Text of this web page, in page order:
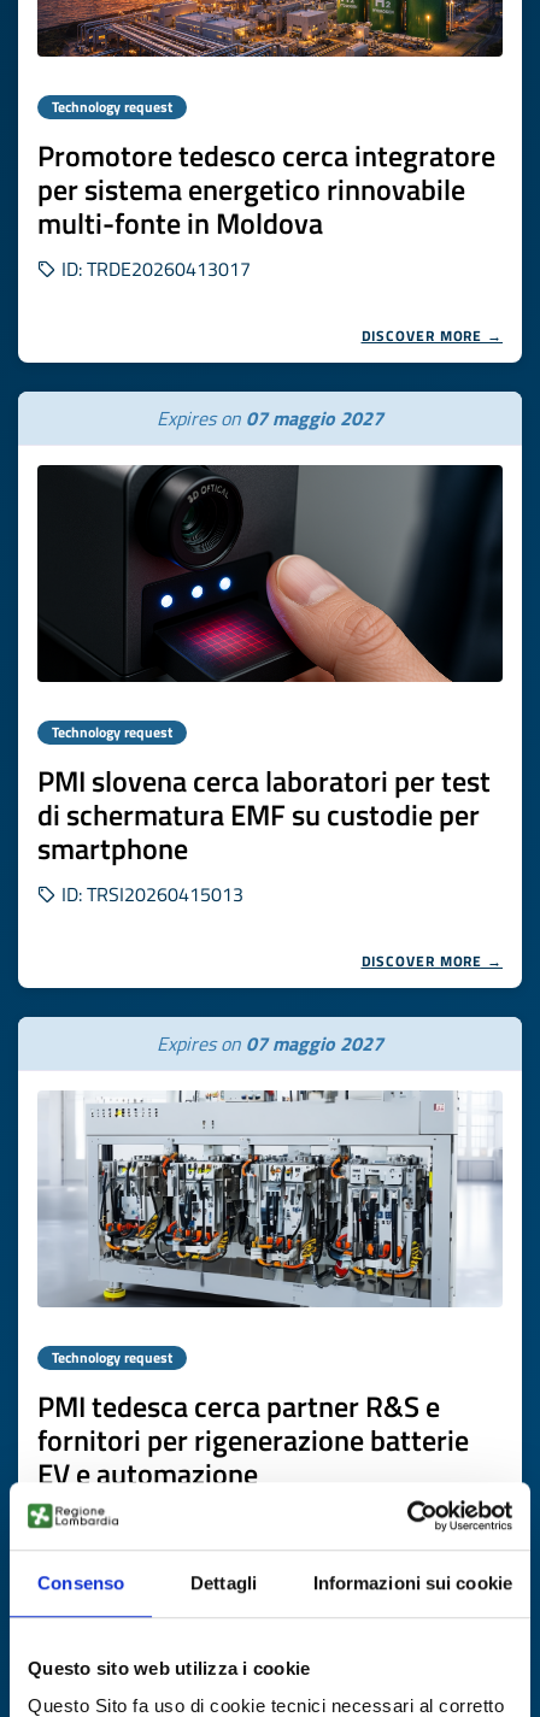
Consenso Dettagli Informazioni sui cookie
Questo sito web utilizza i cookie
Questo Sito fa uso di cookie tecnici necessari al corretto
Technology request
Promotore tedesco cerca integratore
per sistema energetico rinnovabile
multi-fonte in Moldova
ID: TRDE20260413017
DISCOVER MORE →
Expires on 07 maggio 2027
Technology request
PMI slovena cerca laboratori per test
di schermatura EMF su custodie per
smartphone
ID: TRSI20260415013
DISCOVER MORE →
Expires on 07 maggio 2027
Technology request
PMI tedesca cerca partner R&S e
fornitori per rigenerazione batterie
EV e automazione
ID: TRDE20260420006
DISCOVER MORE →
Expires on07 maggio 2027